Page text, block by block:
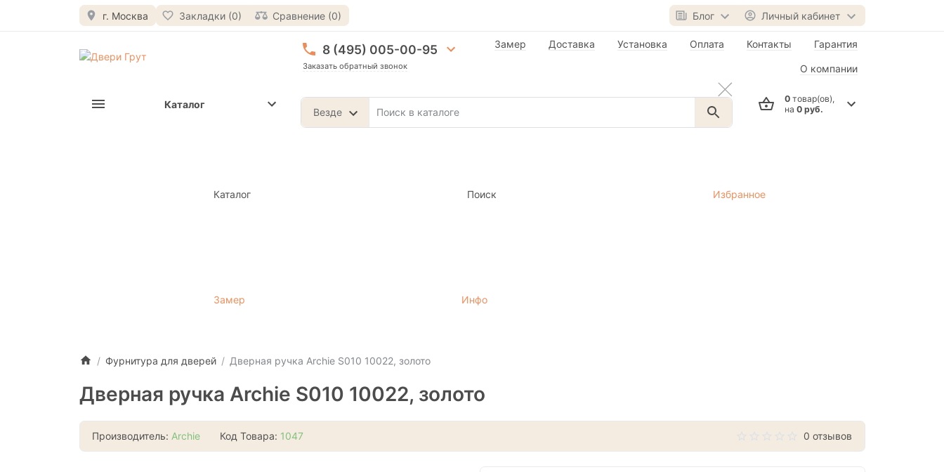
г. Москва Закладки (0) Сравнение (0) Блог Личный кабинет
8 (495) 005-00-95
Заказать обратный звонок
Везде
Замер Доставка Установка Оплата Контакты Гарантия
О компании
0товар(ов),
на 0 руб.
Каталог
Каталог Поиск Избранное
Замер Инфо
Фурнитура для дверей Дверная ручка Archie S010 10022, золото
Дверная ручка Archie S010 10022, золото
Производитель: Archie Код Товара: 1047 0 отзывов